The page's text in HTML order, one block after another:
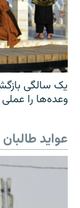
یک سالگی
وعده‌ها را عملی
عواید طالبان